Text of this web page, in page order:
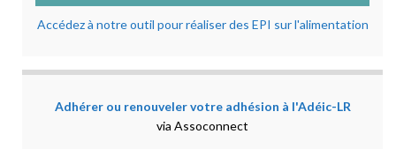
Accédez à notre outil pour réaliser des EPI sur l'alimentation
Adhérer ou renouveler votre adhésion à l'Adéic-LR
via Assoconnect